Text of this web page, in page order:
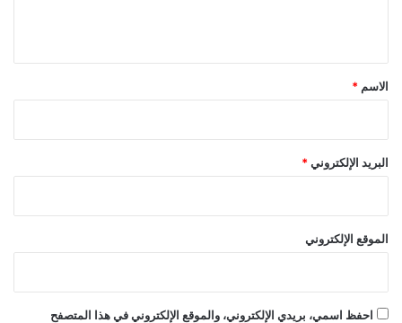
*
الاسم *
البريد الإلكتروني *
الموقع الإلكتروني
احفظ اسمي، بريدي الإلكتروني، والموقع الإلكتروني في هذا المتصفح